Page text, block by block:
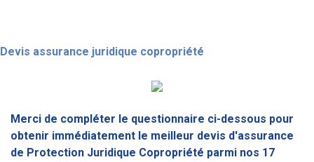
Devis assurance juridique copropriété
Merci de compléter le questionnaire ci-dessous pour
obtenir immédiatement le meilleur devis d'assurance
de Protection Juridique Copropriété parmi nos 17